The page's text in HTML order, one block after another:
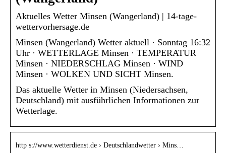
Aktuelles Wetter Minsen (Wangerland) | 14-tage-
wettervorhersage.de
Minsen (Wangerland) Wetter aktuell · Sonntag 16:32
Uhr · WETTERLAGE Minsen · TEMPERATUR
Minsen · NIEDERSCHLAG Minsen · WIND
Minsen · WOLKEN UND SICHT Minsen.
Das aktuelle Wetter in Minsen (Niedersachsen,
Deutschland) mit ausführlichen Informationen zur
Wetterlage.
http s://www.wetterdienst.de › Deutschlandwetter › Mins…